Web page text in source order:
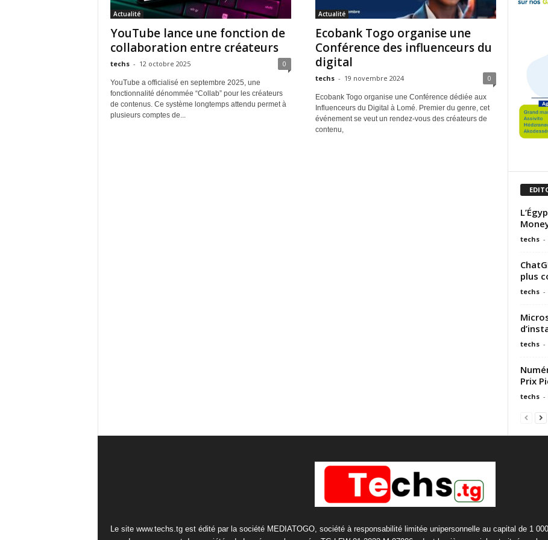
Actualité
YouTube lance une fonction de
collaboration entre créateurs
techs - 12 octobre 2025 0
YouTube a officialisé en septembre 2025, une
fonctionnalité dénommée “Collab” pour les créateurs
de contenus. Ce système longtemps attendu permet à
plusieurs comptes de...
Actualité
Ecobank Togo organise une
Conférence des influenceurs du
digital
techs - 19 novembre 2024 0
Ecobank Togo organise une Conférence dédiée aux
Influenceurs du Digital à Lomé. Premier du genre, cet
événement se veut un rendez-vous des créateurs de
contenu,
techs -
plus
techs -
techs -
Prix
techs -
Le site www.techs.tg est édité par la société MEDIATOGO, société à responsabilité limitée unipersonnelle au capital de 1